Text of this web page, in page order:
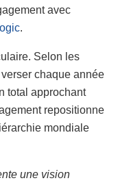
avec
.
Selon les
chaque année
total approchant
repositionne
mondiale
une vision